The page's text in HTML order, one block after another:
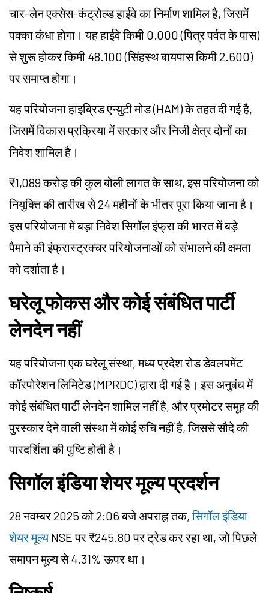
चार-लेन एक्सेस-कंट्रोल्ड हाईवे का निर्माण शामिल है, जिसमें
पक्का कंधा होगा। यह हाईवे किमी 0.000 (पित्र पर्वत के पास)
से शुरू होकर किमी 48.100 (सिंहस्थ बायपास किमी 2.600)
पर समाप्त होगा।
यह परियोजना हाइब्रिड एन्युटी मोड (HAM) के तहत दी गई है,
जिसमें विकास प्रक्रिया में सरकार और निजी क्षेत्र दोनों का
निवेश शामिल है।
₹1,089 करोड़ की कुल बोली लागत के साथ, इस परियोजना को
नियुक्ति की तारीख से 24 महीनों के भीतर पूरा किया जाना है।
इस परियोजना में बड़ा निवेश सिगॉल इंफ्रा की भारत में बड़े
पैमाने की इंफ्रास्ट्रक्चर परियोजनाओं को संभालने की क्षमता
को दर्शाता है।
घरेलू फोकस और कोई संबंधित पार्टी
लेनदेन नहीं
यह परियोजना एक घरेलू संस्था, मध्य प्रदेश रोड डेवलपमेंट
कॉरपोरेशन लिमिटेड (MPRDC) द्वारा दी गई है। इस अनुबंध में
कोई संबंधित पार्टी लेनदेन शामिल नहीं है, और प्रमोटर समूह की
पुरस्कार देने वाली संस्था में कोई रुचि नहीं है, जिससे सौदे की
पारदर्शिता की पुष्टि होती है।
सिगॉल इंडिया शेयर मूल्य प्रदर्शन
28 नवम्बर 2025 को 2:06 बजे अपराह्न तक,सिगॉल इंडिया
शेयर मूल्यNSE पर ₹245.80 पर ट्रेड कर रहा था, जो पिछले
समापन मूल्य से 4.31% ऊपर था।